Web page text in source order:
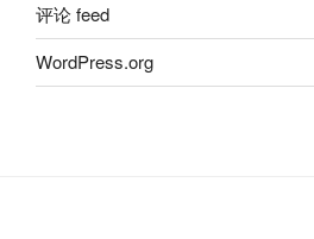
评论 feed
WordPress.org